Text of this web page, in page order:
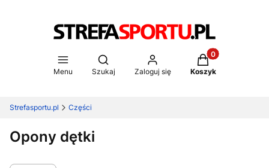
Menu
Otwórz wyszukiwarkę
Szukaj Zaloguj się
Produkty w
Koszyk
Strefasportu.pl Części
Opony dętki